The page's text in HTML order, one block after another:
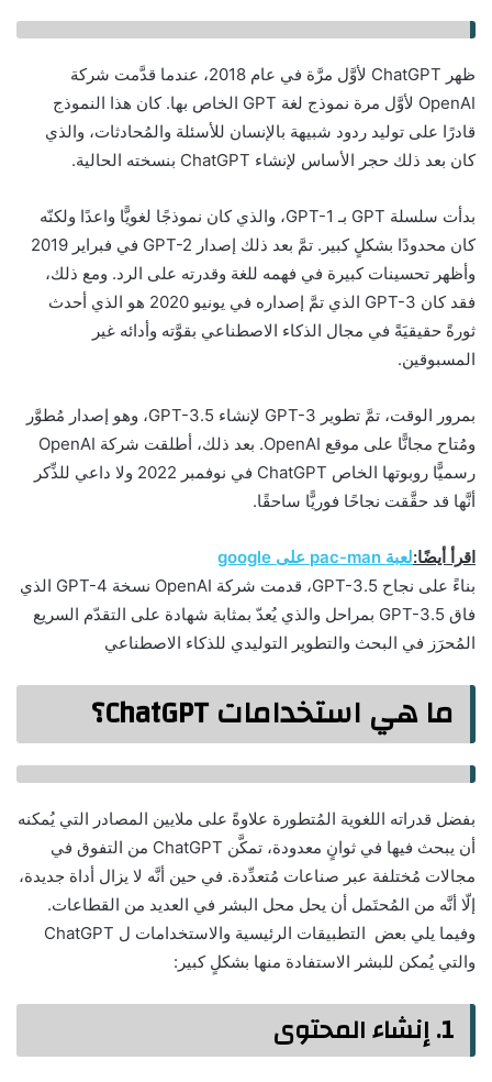
ظهر ChatGPT لأوَّل مرَّة في عام 2018، عندما قدَّمت شركة
OpenAI لأوَّل مرة نموذج لغة GPT الخاص بها. كان هذا النموذج
قادرًا على توليد ردود شبيهة بالإنسان للأسئلة والمُحادثات، والذي
كان بعد ذلك حجر الأساس لإنشاء ChatGPT بنسخته الحالية.
بدأت سلسلة GPT بـ GPT-1، والذي كان نموذجًا لغويًّا واعدًا ولكنّه
كان محدودًا بشكلٍ كبير. تمَّ بعد ذلك إصدار GPT-2 في فبراير 2019
وأظهر تحسينات كبيرة في فهمه للغة وقدرته على الرد. ومع ذلك،
فقد كان GPT-3 الذي تمَّ إصداره في يونيو 2020 هو الذي أحدث
ثورةً حقيقيَةً في مجال الذكاء الاصطناعي بقوَّته وأدائه غير
المسبوقين.
بمرور الوقت، تمَّ تطوير GPT-3 لإنشاء GPT-3.5، وهو إصدار مُطوَّر
ومُتاح مجانًّا على موقع OpenAI. بعد ذلك، أطلقت شركة OpenAI
رسميًّا روبوتها الخاص ChatGPT في نوفمبر 2022 ولا داعي للذِّكر
أنَّها قد حقَّقت نجاحًا فوريًّا ساحقًا.
اقرأ أيضًا:لعبة pac-man على google
بناءً على نجاح GPT-3.5، قدمت شركة OpenAI نسخة GPT-4 الذي
فاق GPT-3.5 بمراحل والذي يُعدّ بمثابة شهادة على التقدّم السريع
المُحرَز في البحث والتطوير التوليدي للذكاء الاصطناعي
ما هي استخدامات ChatGPT؟
بفضل قدراته اللغوية المُتطورة علاوةً على ملايين المصادر التي يُمكنه
أن يبحث فيها في ثوانٍ معدودة، تمكَّن ChatGPT من التفوق في
مجالات مُختلفة عبر صناعات مُتعدِّدة. في حين أنَّه لا يزال أداة جديدة،
إلّا أنَّه من المُحتَمل أن يحل محل البشر في العديد من القطاعات.
وفيما يلي بعض التطبيقات الرئيسية والاستخدامات ل ChatGPT
والتي يُمكن للبشر الاستفادة منها بشكلٍ كبير:
1. إنشاء المحتوى